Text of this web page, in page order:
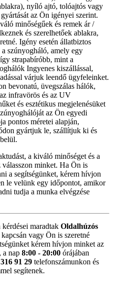
nyíló ajtó, tolóajtós vagy
az Ön igényei szerint.
minőségűek és remek ár /
és szerelhetőek ablakra,
Igény esetén állatbiztos
szúnyogháló, amely egy
strapabíróbb, mint a
Ingyenes kiszállással,
várjuk leendő ügyfeleinket.
bevonatú, üvegszálas hálók,
infravörös és az UV
és esztétikus megjelenésüket
az Ön egyedi
pontos méretei alapján,
gyártjuk le, szállítjuk ki és
a kiváló minőséget és a
válasszon minket. Ha Ön is
a segítségünket, kérem hívjon
le velünk egy időpontot, amikor
tudja a munka elvégzése
maradtak Oldalhúzós
kapcsán vagy Ön is szeretné
kérem hívjon minket az
a nap 8:00 - 20:00 órájában
91 29 telefonszámunkon és
segítenek.